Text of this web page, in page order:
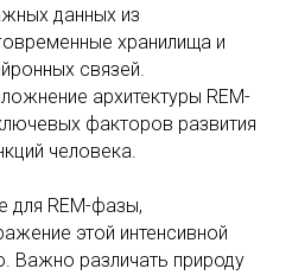
данных из
хранилища и
связей.
архитектуры REM-
факторов развития
человека.
для REM-фазы,
этой интенсивной
Важно различать природу